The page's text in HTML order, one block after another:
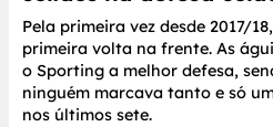
Pela primeira vez desde 2017/
primeira volta na frente. As
o Sporting a melhor defesa,
ninguém marcava tanto e só
nos últimos sete.